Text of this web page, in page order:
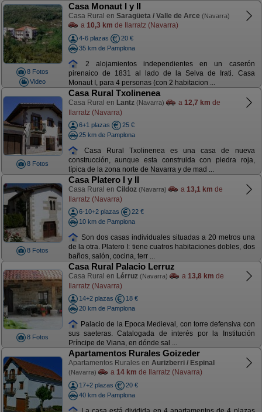
8 Fotos
Video
Casa Monaut I y II
Casa Rural en Saragüeta / Valle de Arce (Navarra)
a 10,3 km de Ilarratz (Navarra)
4-6 plazas
20 €
35 km de Pamplona
2 alojamientos independientes en un caserón
pirenaico de 1831 al lado de la Selva de Irati. Casa
Monaut I, para 4 personas (con 2 habitacion ...
8 Fotos
Casa Rural Txolinenea
Casa Rural en Lantz (Navarra) a 12,7 km de
Ilarratz (Navarra)
6+1 plazas
25 €
25 km de Pamplona
Casa Rural Txolinenea es una casa de nueva
construcción, aunque esta construida con piedra roja,
típica de la zona norte de Navarra y de mad ...
8 Fotos
Casa Platero I y II
Casa Rural en Cildoz (Navarra) a 13,1 km de
Ilarratz (Navarra)
6-10+2 plazas
22 €
10 km de Pamplona
Son dos casas individuales situadas a 20 metros una
de la otra. Platero I: tiene cuatros habitaciones dobles, dos
baños, salón, cocina, terr ...
8 Fotos
Casa Rural Palacio Lerruz
Casa Rural en Lérruz (Navarra) a 13,8 km de
Ilarratz (Navarra)
14+2 plazas
18 €
20 km de Pamplona
Palacio de la Epoca Medieval, con torre defensiva con
sus saeteras. Catalogada de interés por la Institución
Príncipe de Viana, en dónde sal ...
Apartamentos Rurales Goizeder
Apartamentos Rurales en Aurizberri / Espinal
(Navarra) a 14 km de Ilarratz (Navarra)
17+2 plazas
20 €
40 km de Pamplona